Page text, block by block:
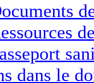
dans le